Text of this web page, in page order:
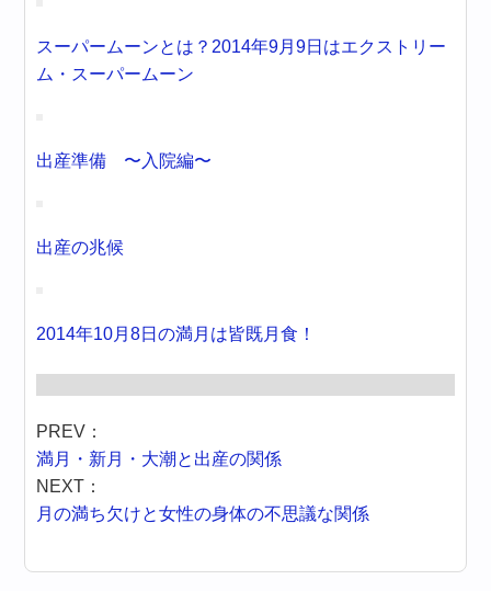
スーパームーンとは？2014年9月9日はエクストリー
ム・スーパームーン
出産準備 〜入院編〜
出産の兆候
2014年10月8日の満月は皆既月食！
PREV：
満月・新月・大潮と出産の関係
NEXT：
月の満ち欠けと女性の身体の不思議な関係